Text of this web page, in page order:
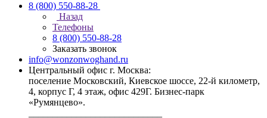
8 (800) 550-88-28
Назад
Телефоны
8 (800) 550-88-28
Заказать звонок
info@wonzonwoghand.ru
Центральный офис г. Москва:
поселение Московский, Киевское шоссе, 22-й километр,
4, корпус Г, 4 этаж, офис 429Г. Бизнес-парк
«Румянцево».